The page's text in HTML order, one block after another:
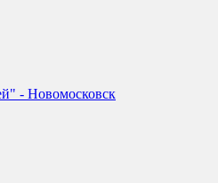
- Новомосковск